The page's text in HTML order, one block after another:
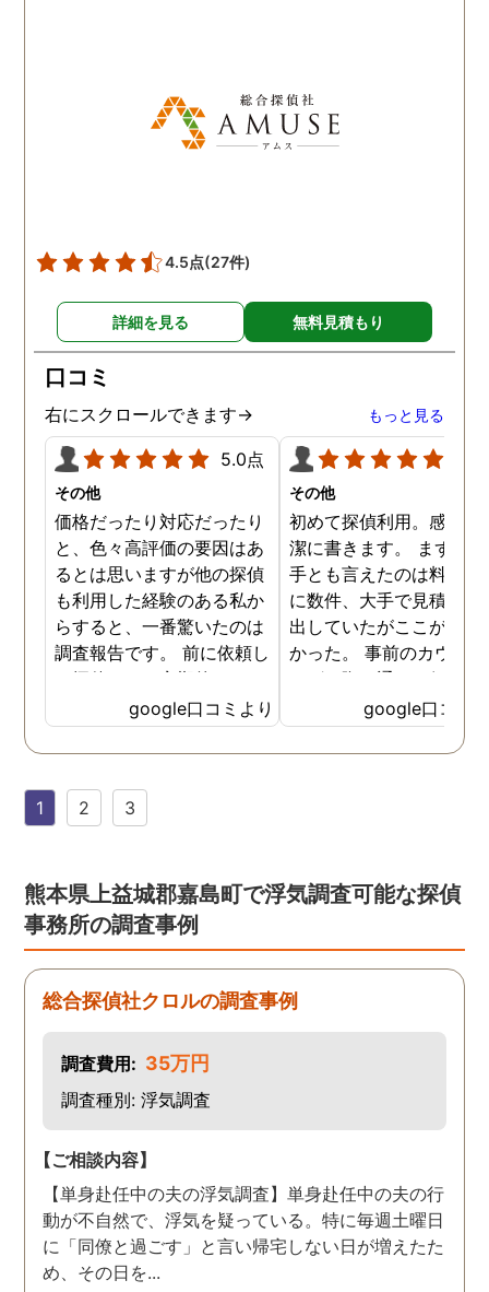
す。
4.5点(27件)
詳細を見る 無料見積もり
口コミ
右にスクロールできます→ もっと見る
5.0点
その他
価格だったり対応だったり
と、色々高評価の要因はあ
るとは思いますが他の探偵
も利用した経験のある私か
らすると、一番驚いたのは
調査報告です。 前に依頼し
た探偵では、定期的にまと
めて報告がくる為なかなか
実際の現状を把握するのが
難しかったですが、ここは
来ていました。 担当の人も
されているという点も強み
ですね。
google口コミより
その他
初めて探偵利用。感想を
潔に書きます。 まず、
手とも言えたのは料金。
に数件、大手で見積もり
出していたがここが一番
かった。 事前のカウン
ングの際の通りの価格で
途中での追加料金なども
く安心してお任せできた
由のひとつ。 かと言っ
イムで知れるのはかなり
google口コミ
1 2 3
熊本県上益城郡嘉島町で浮気調査可能な探偵
事務所の調査事例
総合探偵社クロルの調査事例
調査費用: 35万円
調査種別: 浮気調査
【ご相談内容】
【単身赴任中の夫の浮気調査】単身赴任中の夫の行
動が不自然で、浮気を疑っている。特に毎週土曜日
に「同僚と過ごす」と言い帰宅しない日が増えたた
め、その日を...